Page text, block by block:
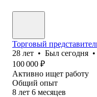
Торговый
28 лет • Был сегодня •
100 000 ₽
Активно ищет работу
Общий опыт
8 лет 6 месяцев